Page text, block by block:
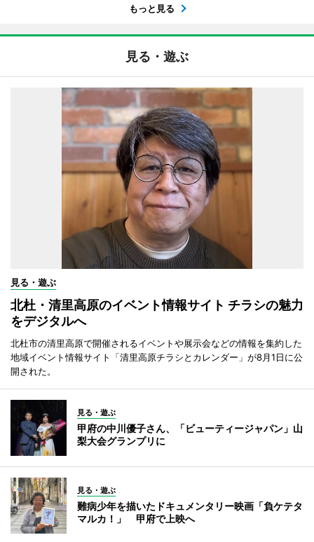
もっと見る
見る・遊ぶ
見る・遊ぶ
北杜・清里高原のイベント情報サイト チラシの魅力
をデジタルへ
北杜市の清里高原で開催されるイベントや展示会などの情報を集約した
地域イベント情報サイト「清里高原チラシとカレンダー」が8月1日に公
開された。
見る・遊ぶ
甲府の中川優子さん、「ビューティージャパン」山
梨大会グランプリに
見る・遊ぶ
難病少年を描いたドキュメンタリー映画「負ケテタ
マルカ！」 甲府で上映へ